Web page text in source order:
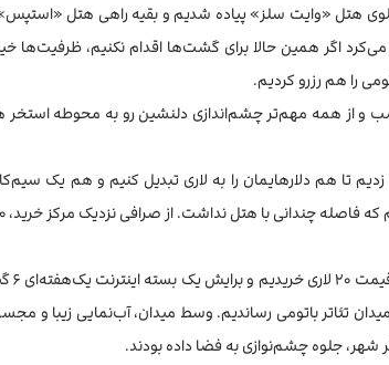
هتل «وایت سلز» پیاده شدیم و بقیه راهی هتل
می‌کرد اگر همین حالا برای گشت‌ها اقدام نکنیم،
را هم رزرو کردیم.
و از همه مهم‌تر چشم‌اندازی دلنشین رو به محوطه استخر
زدیم تا هم دلارهایمان را به لاری تبدیل کنیم و هم یک
و کرایه ۷ لاری خودمان را به میدان تئاتر باتومی رساندیم. وسط میدان،
جلوه چشم‌نوازی به فضا داده بودند.